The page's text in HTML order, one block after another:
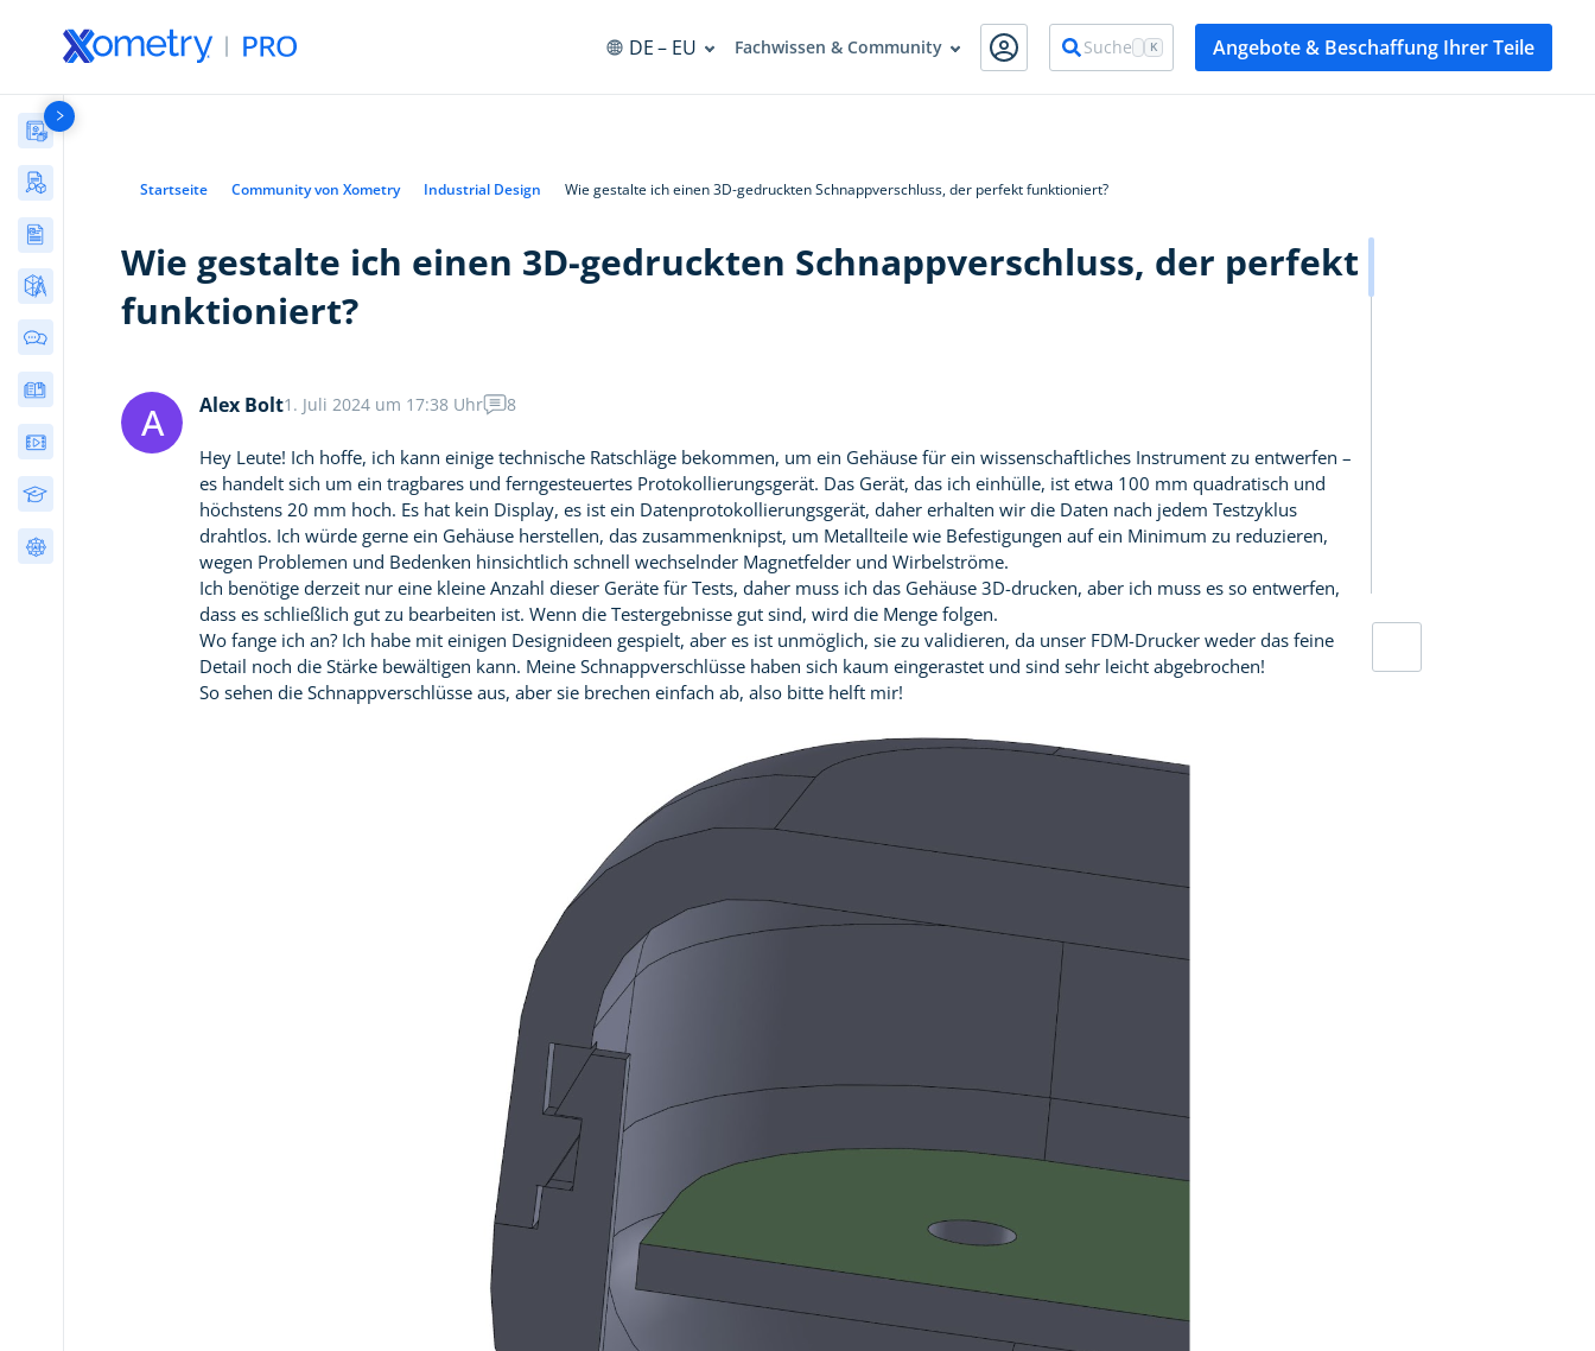
DE– EU Fachwissen & Community Suche K Angebote & Beschaffung Ihrer Teile
Materialsammlung
Stories und Fallbeispiele aus der Fertigung
AI in Engineering (11)
CNC-Bearbeitung
3D-Druck (59)
Spritzguss (19)
Schaumspritzguss
(26)
(35)
Nachbearbeitung (12)
Kostenfreie Tools
Rechner für Grenzmaße
und Passungen
Oberflächenrauhigkeit
3D-Druck-Assistent
fixturemate: Individuelle
Spannvorrichtungen in
eBooks & Leitfäden
Webinare
Kostenfreie Kurse
AI Tools Directory
Startseite Community von Xometry Industrial Design Wie gestalte ich einen 3D-gedruckten Schnappverschluss, der perfekt funktioniert?
Wie gestalte ich einen 3D-gedruckten Schnappverschluss, der perfekt
funktioniert?
A Alex Bolt1. Juli 2024 um 17:38 Uhr 8
Hey Leute! Ich hoffe, ich kann einige technische Ratschläge bekommen, um ein Gehäuse für ein wissenschaftliches Instrument zu entwerfen –
es handelt sich um ein tragbares und ferngesteuertes Protokollierungsgerät. Das Gerät, das ich einhülle, ist etwa 100 mm quadratisch und
höchstens 20 mm hoch. Es hat kein Display, es ist ein Datenprotokollierungsgerät, daher erhalten wir die Daten nach jedem Testzyklus
drahtlos. Ich würde gerne ein Gehäuse herstellen, das zusammenknipst, um Metallteile wie Befestigungen auf ein Minimum zu reduzieren,
wegen Problemen und Bedenken hinsichtlich schnell wechselnder Magnetfelder und Wirbelströme.
Ich benötige derzeit nur eine kleine Anzahl dieser Geräte für Tests, daher muss ich das Gehäuse 3D-drucken, aber ich muss es so entwerfen,
dass es schließlich gut zu bearbeiten ist. Wenn die Testergebnisse gut sind, wird die Menge folgen.
Wo fange ich an? Ich habe mit einigen Designideen gespielt, aber es ist unmöglich, sie zu validieren, da unser FDM-Drucker weder das feine
Detail noch die Stärke bewältigen kann. Meine Schnappverschlüsse haben sich kaum eingerastet und sind sehr leicht abgebrochen!
So sehen die Schnappverschlüsse aus, aber sie brechen einfach ab, also bitte helft mir!